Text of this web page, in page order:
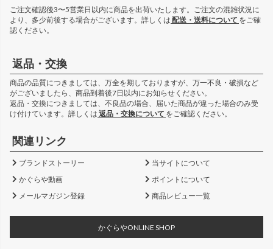
ご注文確認後3〜5営業日以内に商品を出荷いたします。ご注文の混雑状況に
より、多少前後する場合がございます。詳しくは 配送・送料について をご確
認ください。
返品・交換
商品の品質につきましては、万全を期しておりますが、万一不良・破損など
がございましたら、商品到着後7日以内にお知らせください。
返品・交換につきましては、不良品の場合、届いた商品が違った場合のみ受
け付けています。詳しくは 返品・交換について をご確認ください。
関連リンク
ブランドストーリー
当サイトについて
かぐらや動画
ポイントについて
メールマガジン登録
商品レビュー一覧
かぐらやONLINE SHOP